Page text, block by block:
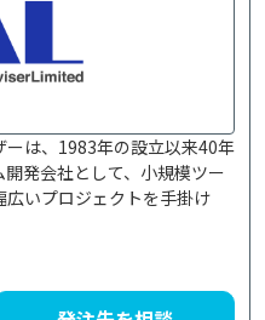
は、1983年の設立以来40年
発会社として、小規模ツー
いプロジェクトを手掛け